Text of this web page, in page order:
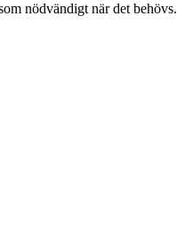
nödvändigt när det behövs.